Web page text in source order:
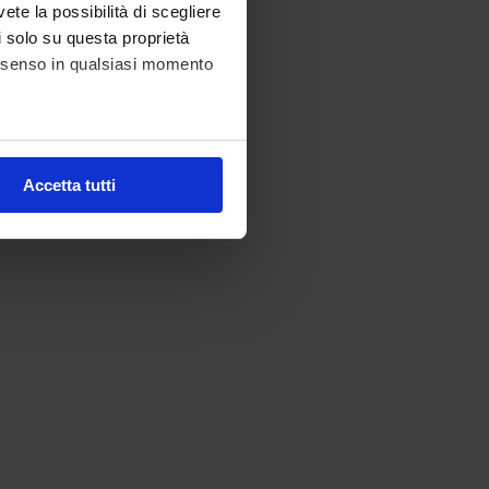
la possibilità di scegliere
su questa proprietà
in qualsiasi momento
(impronte
e per analizzare il
Accetta tutti